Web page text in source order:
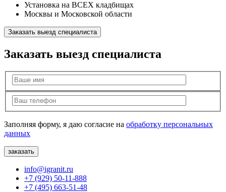
Установка на ВСЕХ кладбищах
Москвы и Московской области
Заказать выезд специалиста
Заказать выезд специалиста
Заполняя форму, я даю согласие на обработку персональных
данных
info@igranit.ru
+7 (929) 50-11-888
+7 (495) 663-51-48